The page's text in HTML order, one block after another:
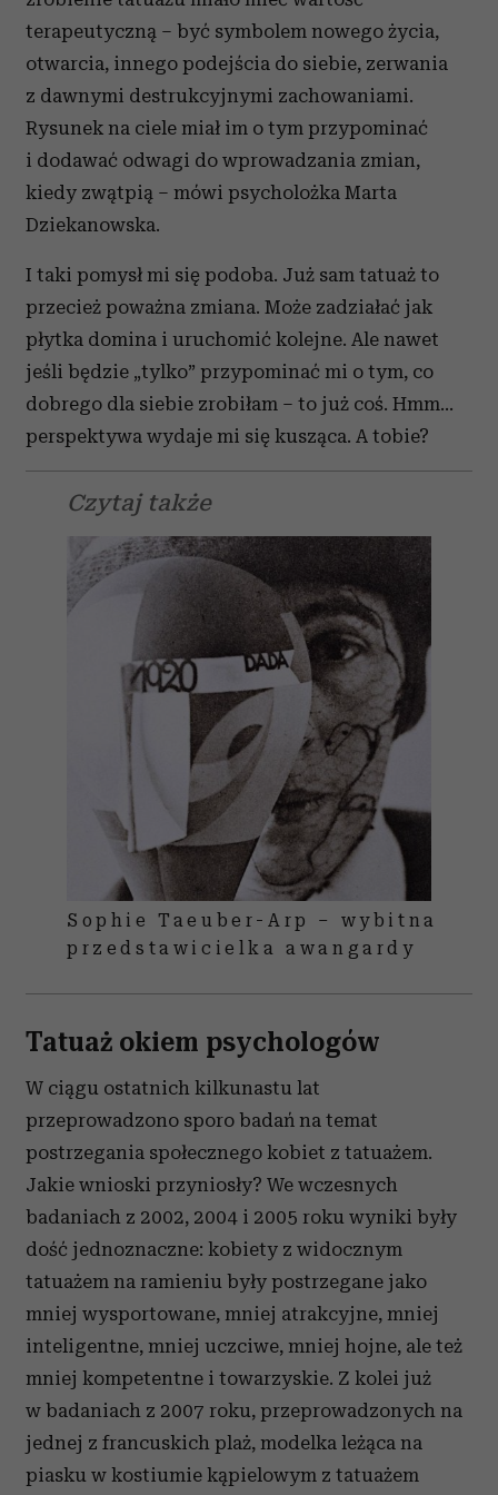
terapeutyczną – być symbolem nowego życia,
otwarcia, innego podejścia do siebie, zerwania
z dawnymi destrukcyjnymi zachowaniami.
Rysunek na ciele miał im o tym przypominać
i dodawać odwagi do wprowadzania zmian,
kiedy zwątpią – mówi psycholożka Marta
Dziekanowska.
I taki pomysł mi się podoba. Już sam tatuaż to
przecież poważna zmiana. Może zadziałać jak
płytka domina i uruchomić kolejne. Ale nawet
jeśli będzie „tylko” przypominać mi o tym, co
dobrego dla siebie zrobiłam – to już coś. Hmm…
perspektywa wydaje mi się kusząca. A tobie?
Czytaj także
Sophie Taeuber-Arp – wybitna
przedstawicielka awangardy
Tatuaż okiem psychologów
W ciągu ostatnich kilkunastu lat
przeprowadzono sporo badań na temat
postrzegania społecznego kobiet z tatuażem.
Jakie wnioski przyniosły? We wczesnych
badaniach z 2002, 2004 i 2005 roku wyniki były
dość jednoznaczne: kobiety z widocznym
tatuażem na ramieniu były postrzegane jako
mniej wysportowane, mniej atrakcyjne, mniej
inteligentne, mniej uczciwe, mniej hojne, ale też
mniej kompetentne i towarzyskie. Z kolei już
w badaniach z 2007 roku, przeprowadzonych na
jednej z francuskich plaż, modelka leżąca na
piasku w kostiumie kąpielowym z tatuażem